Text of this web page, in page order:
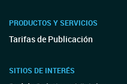
PRODUCTOS Y SERVICIOS
Tarifas de Publicación
SITIOS DE INTERÉS